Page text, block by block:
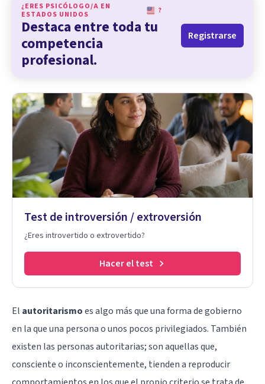
¿ERES PSICÓLOGO/A EN
ESTADOS UNIDOS
?
Destaca entre toda tu
competencia
profesional.
Registrarse
Test de introversión / extroversión
¿Eres introvertido o extrovertido?
Hacer el test
El autoritarismoes algo más que una forma de gobierno
en la que una persona o unos pocos privilegiados. También
existen las personas autoritarias; son aquellas que,
consciente o inconscientemente, tienden a reproducir